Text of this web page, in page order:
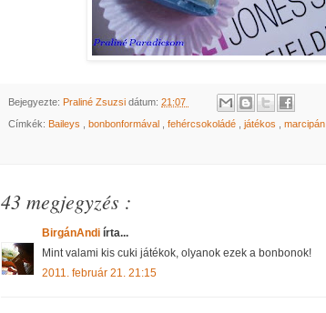
Bejegyezte: Praliné Zsuzsi dátum: 21:07
Címkék: Baileys bonbonformával fehércsokoládé játékos marcipán
43 megjegyzés :
BirgánAndi írta...
Mint valami kis cuki játékok, olyanok ezek a bonbonok!
2011. február 21. 21:15